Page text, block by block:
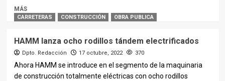
MÁS
CARRETERAS CONSTRUCCIÓN OBRA PUBLICA
HAMM lanza ocho rodillos tándem electrificados
Dpto. Redacción 17 octubre, 2022 370
Ahora HAMM se introduce en el segmento de la maquinaria
de construcción totalmente eléctricas con ocho rodillos